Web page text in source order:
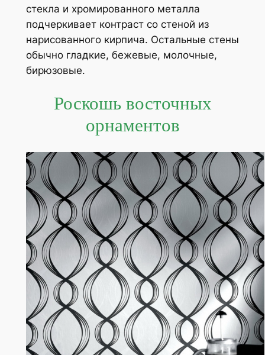
стекла и хромированного металла
подчеркивает контраст со стеной из
нарисованного кирпича. Остальные стены
обычно гладкие, бежевые, молочные,
бирюзовые.
Роскошь восточных
орнаментов